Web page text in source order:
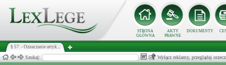
STRONA
GŁÓWNA
AKTY
PRAWNE
DOKUMENTY
§ 57. - Oznaczanie artyk...
Szukaj: Wyłącz reklamy, przeglądaj